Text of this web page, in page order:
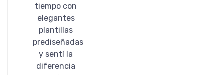
tiempo con
elegantes
plantillas
prediseñadas
y sentí la
diferencia